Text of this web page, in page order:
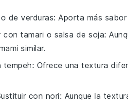
de verduras: Aporta más
con tamari o salsa de soja:
similar.
tempeh: Ofrece una textura
con nori: Aunque la